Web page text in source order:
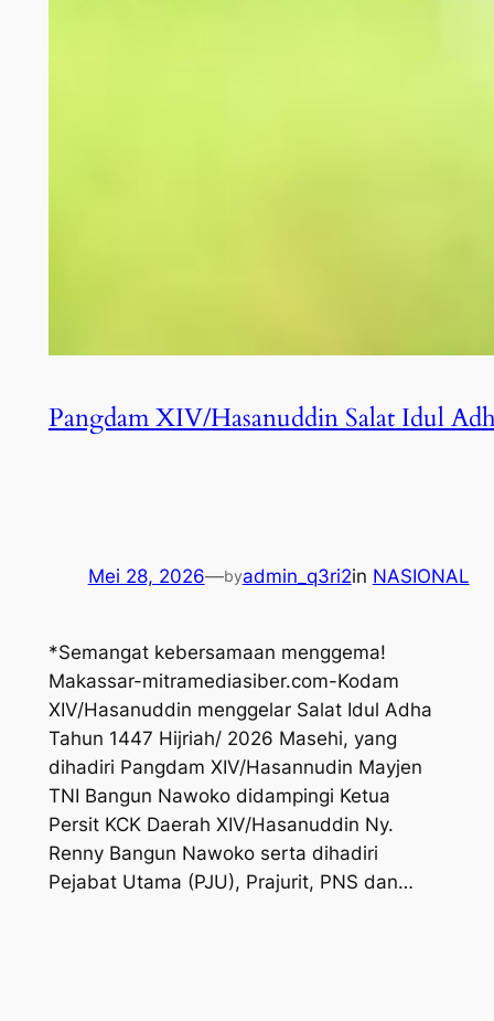
Pangdam XIV/Hasanuddin Salat Idul
Mei 28, 2026—byadmin_q3ri2in NASIONAL
*Semangat kebersamaan menggema!
Makassar-mitramediasiber.com-Kodam
XIV/Hasanuddin menggelar Salat Idul Adha
Tahun 1447 Hijriah/ 2026 Masehi, yang
dihadiri Pangdam XIV/Hasannudin Mayjen
TNI Bangun Nawoko didampingi Ketua
Persit KCK Daerah XIV/Hasanuddin Ny.
Renny Bangun Nawoko serta dihadiri
Pejabat Utama (PJU), Prajurit, PNS dan…